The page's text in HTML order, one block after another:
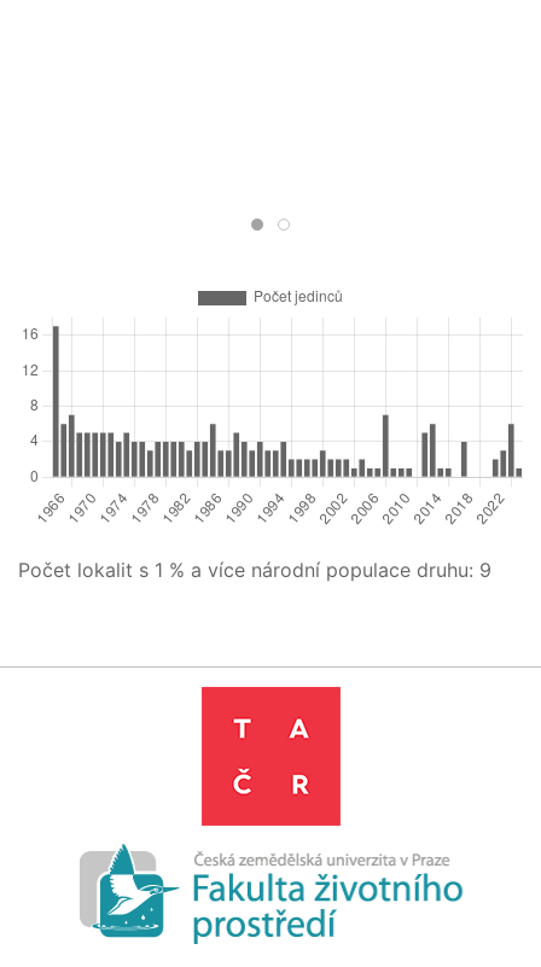
Počet lokalit s 1 % a více národní populace druhu: 9
−